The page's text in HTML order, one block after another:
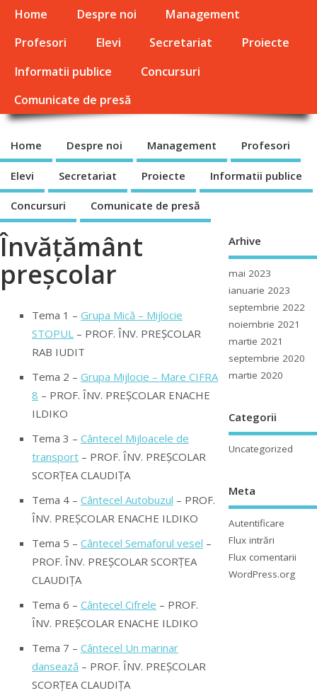
Home Despre noi
Management
Profesori
Elevi Secretariat
Proiecte
Informatii publice
Concursuri
Comunicate de presă
Home Despre noi Management Profesori
Elevi Secretariat Proiecte Informatii publice
Concursuri Comunicate de presă
Învățământ
preșcolar
Tema 1 – Grupa Mică – Mijlocie
STOPUL – PROF. ÎNV. PREȘCOLAR
RAB IUDIT
Tema 2 – Grupa Mijlocie – Mare CIFRA
8 – PROF. ÎNV. PREȘCOLAR ENACHE
ILDIKO
Tema 3 – Cântecel Mijloacele de
transport – PROF. ÎNV. PREȘCOLAR
SCORȚEA CLAUDIȚA
Tema 4 – Cântecel Autobuzul – PROF.
ÎNV. PREȘCOLAR ENACHE ILDIKO
Tema 5 – Cântecel Semaforul vesel –
PROF. ÎNV. PREȘCOLAR SCORȚEA
CLAUDIȚA
Tema 6 – Cântecel Cifrele – PROF.
ÎNV. PREȘCOLAR ENACHE ILDIKO
Tema 7 – Cântecel Un marinar
dansează – PROF. ÎNV. PREȘCOLAR
SCORȚEA CLAUDIȚA
Arhive
mai 2023
ianuarie 2023
septembrie 2022
noiembrie 2021
martie 2021
septembrie 2020
martie 2020
Categorii
Uncategorized
Meta
Autentificare
Flux intrări
Flux comentarii
WordPress.org